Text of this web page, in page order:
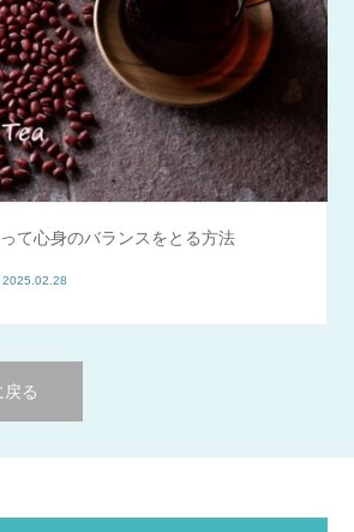
って心身のバランスをとる方法
2025.02.28
戻る